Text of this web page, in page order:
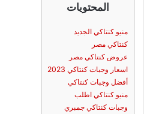
المحتويات
منيو كنتاكي الجديد
كنتاكي مصر
عروض كنتاكي مصر
اسعار وجبات كنتاكي 2023
أفضل وجبات كنتاكي
منيو كنتاكي اطلب
وجبات كنتاكي جمبري